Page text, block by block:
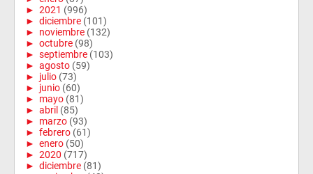
► 2021 (996)
► diciembre (101)
► noviembre (132)
► octubre (98)
► septiembre (103)
► agosto (59)
► julio (73)
► junio (60)
► mayo (81)
► abril (85)
► marzo (93)
► febrero (61)
► enero (50)
► 2020 (717)
► diciembre (81)